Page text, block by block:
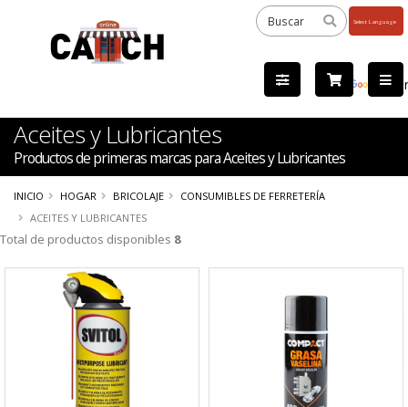
by
Aceites y Lubricantes
Productos de primeras marcas para Aceites y Lubricantes
INICIO HOGAR BRICOLAJE
CONSUMIBLES DE FERRETERÍA
ACEITES Y LUBRICANTES
Total de productos disponibles 8